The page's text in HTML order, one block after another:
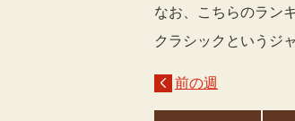
なお、こちらのラン
クラシックというジ
前の週